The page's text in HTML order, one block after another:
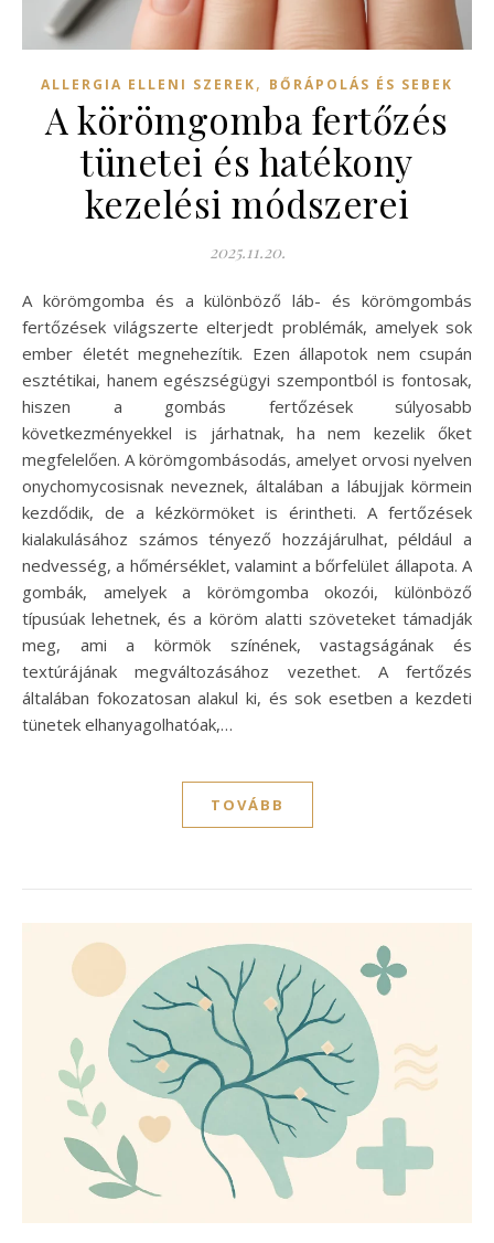
ALLERGIA ELLENI SZEREK, BŐRÁPOLÁS ÉS SEBEK
A körömgomba fertőzés
tünetei és hatékony
kezelési módszerei
2025.11.20.
A körömgomba és a különböző láb- és körömgombás
fertőzések világszerte elterjedt problémák, amelyek sok
ember életét megnehezítik. Ezen állapotok nem csupán
esztétikai, hanem egészségügyi szempontból is fontosak,
hiszen a gombás fertőzések súlyosabb
következményekkel is járhatnak, ha nem kezelik őket
megfelelően. A körömgombásodás, amelyet orvosi nyelven
onychomycosisnak neveznek, általában a lábujjak körmein
kezdődik, de a kézkörmöket is érintheti. A fertőzések
kialakulásához számos tényező hozzájárulhat, például a
nedvesség, a hőmérséklet, valamint a bőrfelület állapota. A
gombák, amelyek a körömgomba okozói, különböző
típusúak lehetnek, és a köröm alatti szöveteket támadják
meg, ami a körmök színének, vastagságának és
textúrájának megváltozásához vezethet. A fertőzés
általában fokozatosan alakul ki, és sok esetben a kezdeti
tünetek elhanyagolhatóak,…
TOVÁBB